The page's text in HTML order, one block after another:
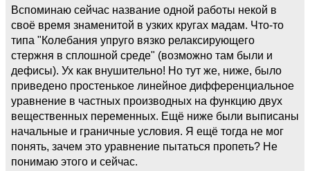
Вспоминаю сейчас название одной работы некой в
своё время знаменитой в узких кругах мадам. Что-то
типа "Колебания упруго вязко релаксирующего
стержня в сплошной среде" (возможно там были и
дефисы). Ух как внушительно! Но тут же, ниже, было
приведено простенькое линейное дифференциальное
уравнение в частных производных на функцию двух
вещественных переменных. Ещё ниже были выписаны
начальные и граничные условия. Я ещё тогда не мог
понять, зачем это уравнение пытаться пропеть? Не
понимаю этого и сейчас.